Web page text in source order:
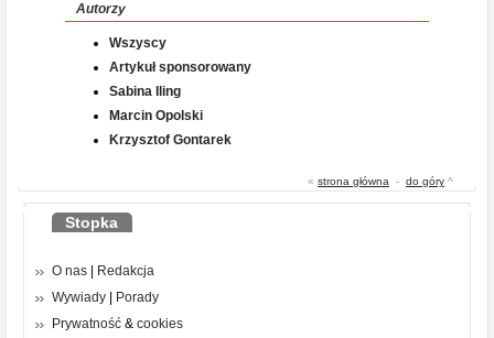
Autorzy
Wszyscy
Artykuł sponsorowany
Sabina Iling
Marcin Opolski
Krzysztof Gontarek
« strona główna - do góry ^
Stopka
O nas
Redakcja
Wywiady
Porady
Prywatność & cookies